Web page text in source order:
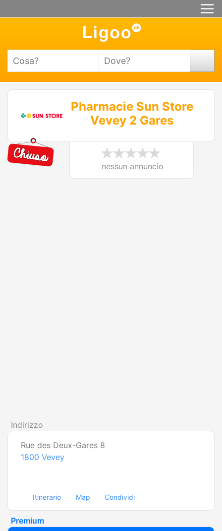
Pharmacie Sun Store
Vevey 2 Gares
nessun annuncio
Indirizzo
Rue des Deux-Gares 8
1800 Vevey
Itinerario Map Condividi
Premium